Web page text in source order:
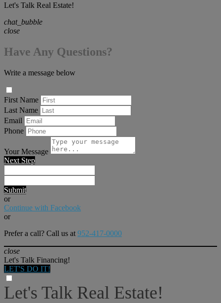
Let's Talk Real Estate!
chat_bubble
close
Have Any Questions?
Write a message below
First Name
Last Name
Email
Phone
Your Message
Next Step
Submit
or
Continue with Facebook
or
Prefer a call? Call us at 952-417-0000
close
Let's Talk Financing!
LET'S DO IT!
Let's Talk Real Estate!